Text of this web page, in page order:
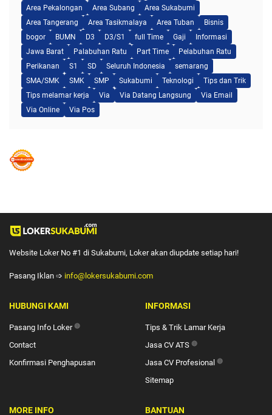
Area Pekalongan
Area Subang
Area Sukabumi
Area Tangerang
Area Tasikmalaya Area Tuban
Bisnis
bogor
BUMN D3 D3/S1 full Time Gaji
Informasi
Jawa Barat
Palabuhan Ratu Part Time
Pelabuhan Ratu
Perikanan
S1 SD Seluruh Indonesia
semarang
SMA/SMK
SMK SMP Sukabumi Teknologi
Tips dan Trik
Tips melamar kerja
Via Via Datang Langsung
Via Email
Via Online
Via Pos
Website Loker No #1 di Sukabumi, Loker akan diupdate setiap hari!
Pasang Iklan ➩ info@lokersukabumi.com
HUBUNGI KAMI
Pasang Info Loker🔴
Contact
Konfirmasi Penghapusan
INFORMASI
Tips & Trik Lamar Kerja
Jasa CV ATS 🔴
Jasa CV Profesional 🔴
Sitemap
MORE INFO BANTUAN